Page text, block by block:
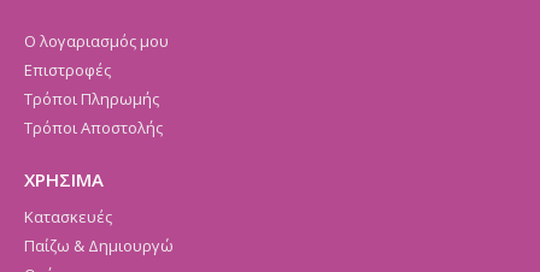
Ο λογαριασμός μου
Επιστροφές
Τρόποι Πληρωμής
Τρόποι Αποστολής
ΧΡΗΣΙΜΑ
Κατασκευές
Παίζω & Δημιουργώ